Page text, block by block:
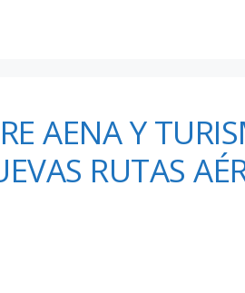
AENA Y
RUTAS